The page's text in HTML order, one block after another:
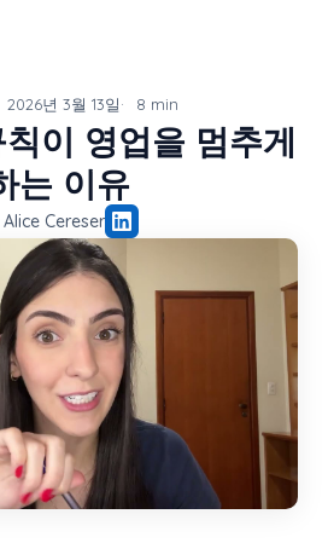
2026년 3월 13일 8 min
이 영업을 멈추게
는 이유
Cereser